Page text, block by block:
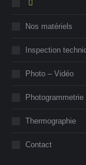
Nos matériels
Inspection
Photo – Vidéo
Photogrammetrie
Thermographie
Contact